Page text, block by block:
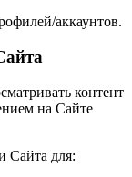
аккаунтов.
контент
на Сайте
Сайта для: